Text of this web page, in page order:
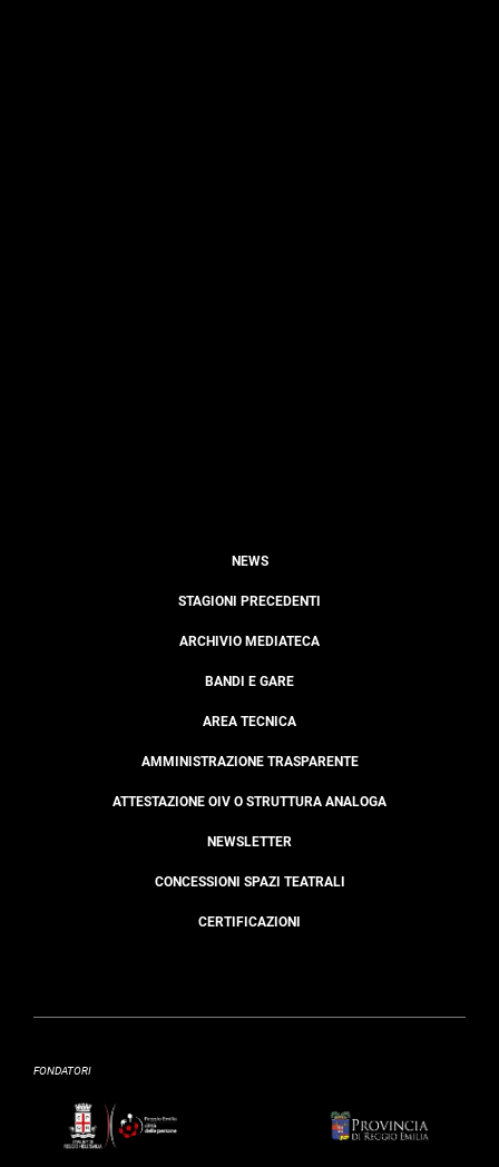
NEWS
STAGIONI PRECEDENTI
ARCHIVIO MEDIATECA
BANDI E GARE
AREA TECNICA
AMMINISTRAZIONE TRASPARENTE
ATTESTAZIONE OIV O STRUTTURA ANALOGA
NEWSLETTER
CONCESSIONI SPAZI TEATRALI
CERTIFICAZIONI
FONDATORI